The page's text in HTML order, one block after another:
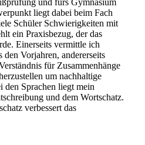
und fürs Gymnasium
liegt dabei beim Fach
Schüler Schwierigkeiten mit
ein Praxisbezug, der das
Einerseits vermittle ich
den Vorjahren, andererseits
für Zusammenhänge
um nachhaltige
den Sprachen liegt mein
und dem Wortschatz.
verbessert das